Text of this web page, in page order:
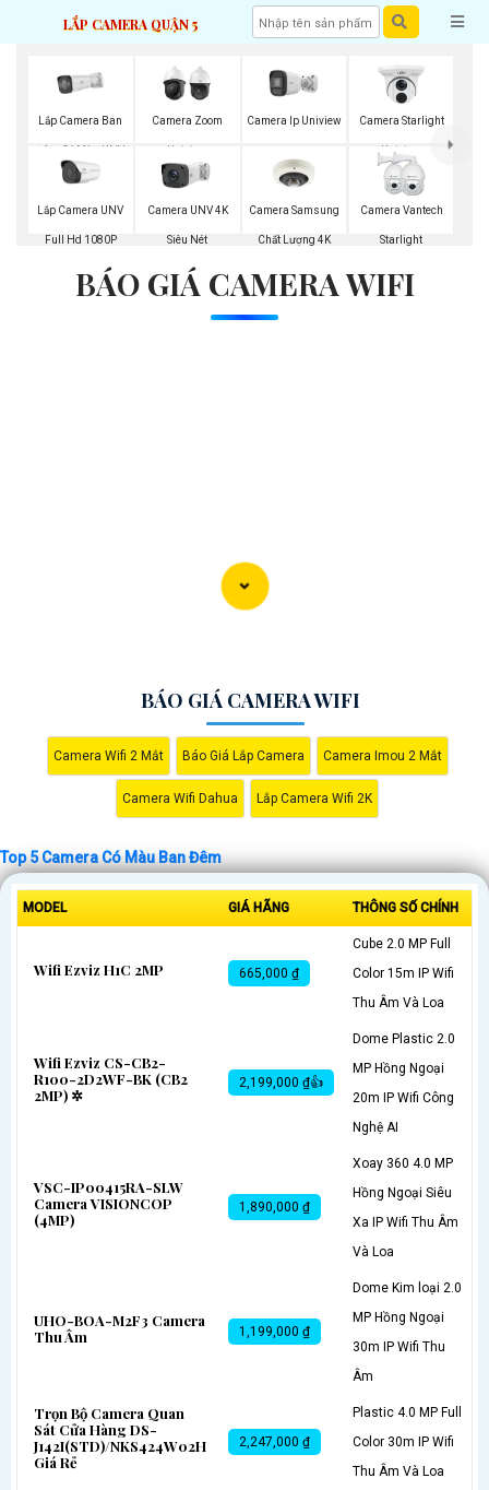
LẮP CAMERA QUẬN 5
Lắp Camera Ban
Đêm Có Màu UNV
Camera Zoom
Uniview
Camera Ip Uniview Camera Starlight
Uniview
Lắp Camera UNV
Full Hd 1080P
Camera UNV 4K
Siêu Nét
Camera Samsung
Chất Lượng 4K
Camera Vantech
Starlight
BÁO GIÁ CAMERA WIFI
'
BÁO GIÁ CAMERA WIFI
Camera Wifi 2 Mắt Báo Giá Lắp Camera Camera Imou 2 Mắt
Camera Wifi Dahua Lắp Camera Wifi 2K
Top 5 Camera Có Màu Ban Đêm
MODEL GIÁ HÃNG THÔNG SỐ CHÍNH
Wifi Ezviz H1C 2MP 665,000 ₫
Cube 2.0 MP Full
Color 15m IP Wifi
Thu Âm Và Loa
Wifi Ezviz CS-CB2-
R100-2D2WF-BK (CB2
2MP) ✲
2,199,000 ₫👍
Dome Plastic 2.0
MP Hồng Ngoại
20m IP Wifi Công
Nghệ AI
VSC-IP00415RA-SLW
Camera VISIONCOP
(4MP)
1,890,000 ₫
Xoay 360 4.0 MP
Hồng Ngoại Siêu
Xa IP Wifi Thu Âm
Và Loa
UHO-BOA-M2F3 Camera
Thu Âm
1,199,000 ₫
Dome Kim loại 2.0
MP Hồng Ngoại
30m IP Wifi Thu
Âm
Trọn Bộ Camera Quan
Sát Cửa Hàng DS-
J142I(STD)/NKS424W02H
Giá Rẻ
2,247,000 ₫
Plastic 4.0 MP Full
Color 30m IP Wifi
Thu Âm Và Loa